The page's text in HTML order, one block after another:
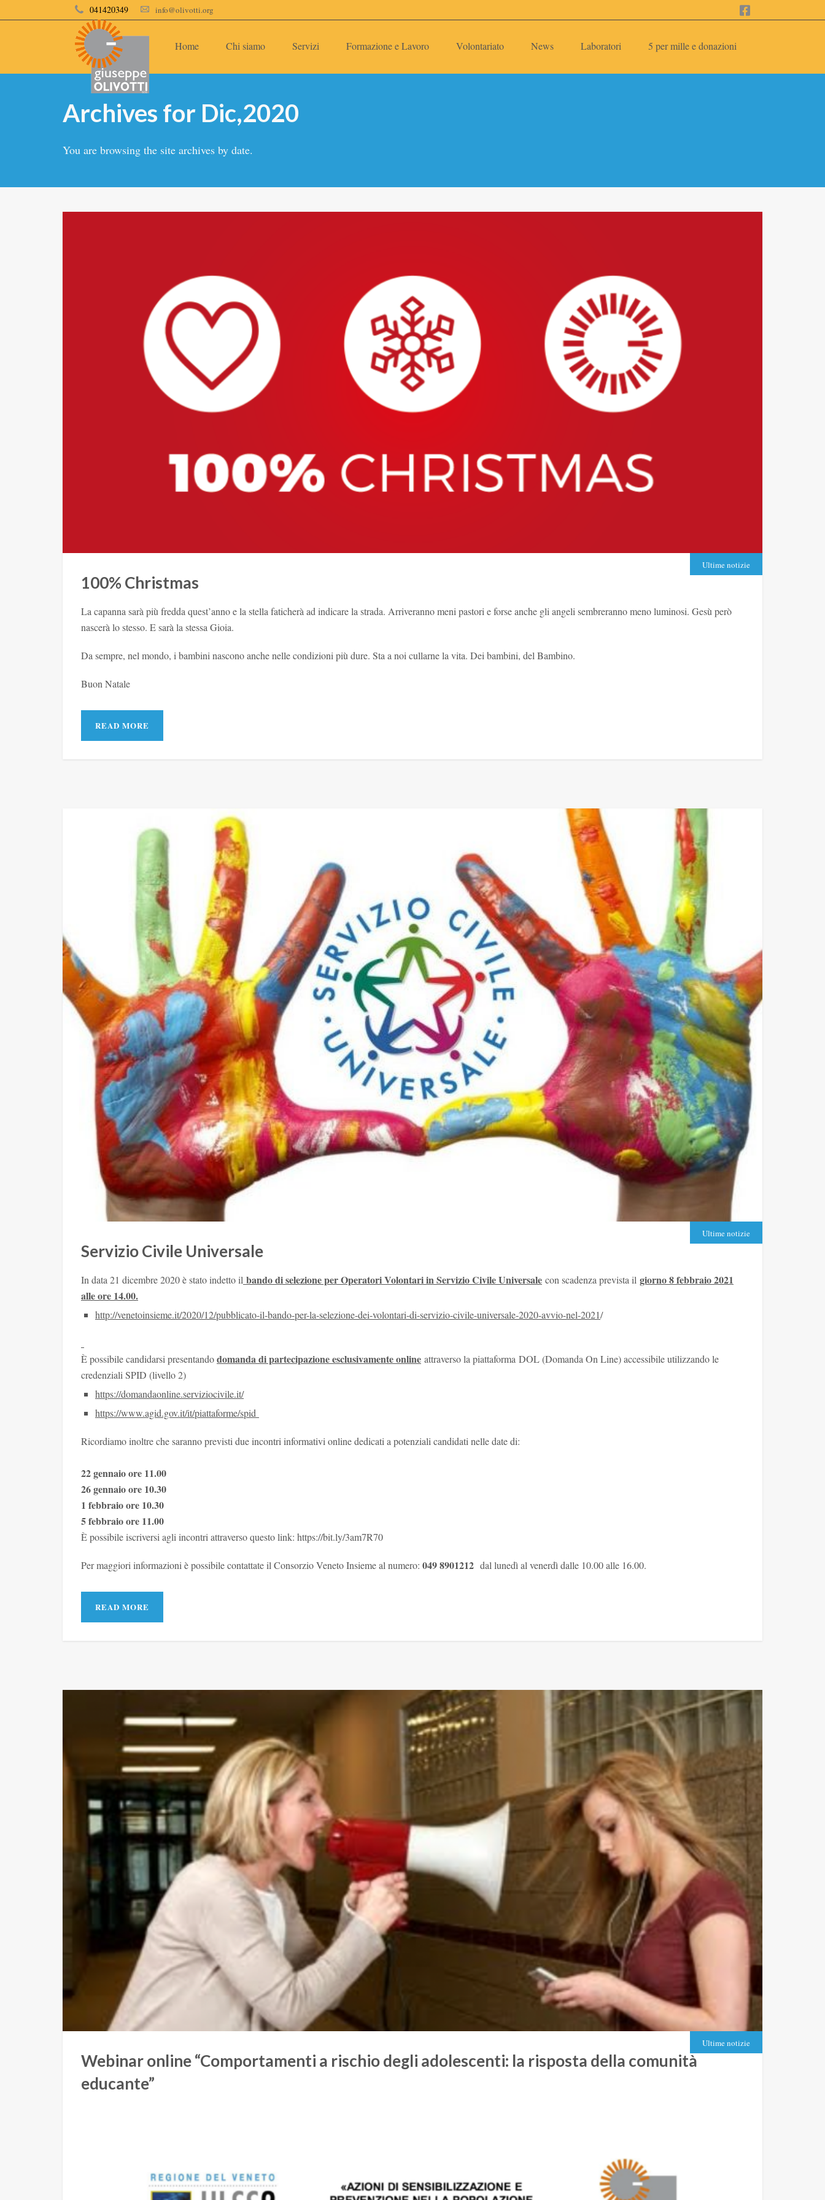
041420349 info@olivotti.org
Home Chi siamo Servizi Formazione e Lavoro Volontariato News Laboratori 5 per mille e donazioni
Archives for Dic,2020
You are browsing the site archives by date.
Ultime notizie
100% Christmas
La capanna sarà più fredda quest’anno e la stella faticherà ad indicare la strada. Arriveranno meni pastori e forse anche gli angeli sembreranno meno luminosi. Gesù però
nascerà lo stesso. E sarà la stessa Gioia.
Da sempre, nel mondo, i bambini nascono anche nelle condizioni più dure. Sta a noi cullarne la vita. Dei bambini, del Bambino.
Buon Natale
READ MORE
Ultime notizie
Servizio Civile Universale
In data 21 dicembre 2020 è stato indetto il bando di selezione per Operatori Volontari in Servizio Civile Universale con scadenza prevista il giorno 8 febbraio 2021
alle ore 14.00.
http://venetoinsieme.it/2020/12/pubblicato-il-bando-per-la-selezione-dei-volontari-di-servizio-civile-universale-2020-avvio-nel-2021/
È possibile candidarsi presentandodomanda di partecipazione esclusivamente online attraverso la piattaforma DOL (Domanda On Line) accessibile utilizzando le
credenziali SPID (livello 2)
https://domandaonline.serviziocivile.it/
https://www.agid.gov.it/it/piattaforme/spid
Ricordiamo inoltre che saranno previsti due incontri informativi online dedicati a potenziali candidati nelle date di:
22 gennaio ore 11.00
26 gennaio ore 10.30
1 febbraio ore 10.30
5 febbraio ore 11.00
È possibile iscriversi agli incontri attraverso questo link: https://bit.ly/3am7R70
Per maggiori informazioni è possibile contattate il Consorzio Veneto Insieme al numero: 049 8901212 dal lunedì al venerdì dalle 10.00 alle 16.00.
READ MORE
Ultime notizie
Webinar online “Comportamenti a rischio degli adolescenti: la risposta della comunità
educante”